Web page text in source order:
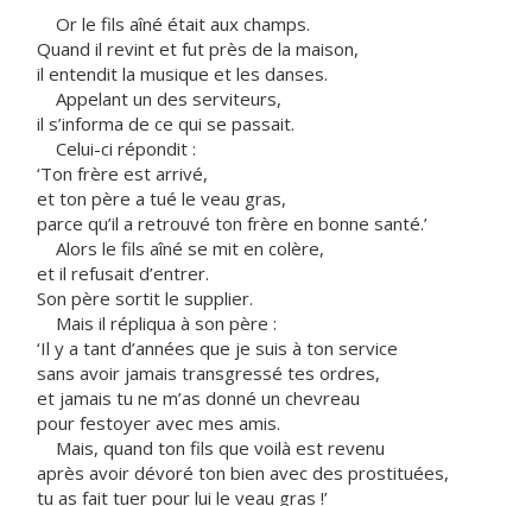
Or le fils aîné était aux champs.
Quand il revint et fut près de la maison,
il entendit la musique et les danses.
Appelant un des serviteurs,
il s’informa de ce qui se passait.
Celui-ci répondit :
‘Ton frère est arrivé,
et ton père a tué le veau gras,
parce qu’il a retrouvé ton frère en bonne santé.’
Alors le fils aîné se mit en colère,
et il refusait d’entrer.
Son père sortit le supplier.
Mais il répliqua à son père :
‘Il y a tant d’années que je suis à ton service
sans avoir jamais transgressé tes ordres,
et jamais tu ne m’as donné un chevreau
pour festoyer avec mes amis.
Mais, quand ton fils que voilà est revenu
après avoir dévoré ton bien avec des prostituées,
tu as fait tuer pour lui le veau gras !’